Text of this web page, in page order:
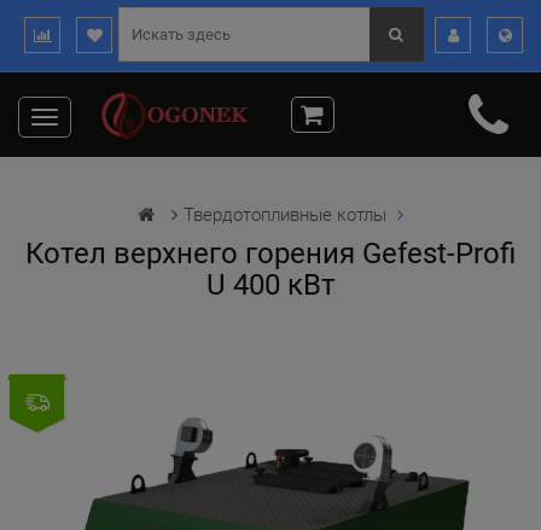
Toggle
navigation
Твердотопливные котлы
Котел верхнего горения Gefest-Profi
U 400 кВт